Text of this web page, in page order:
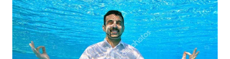
KONSUMEN
LISTRIK
MASYARAKAT
KELISTRIKAN